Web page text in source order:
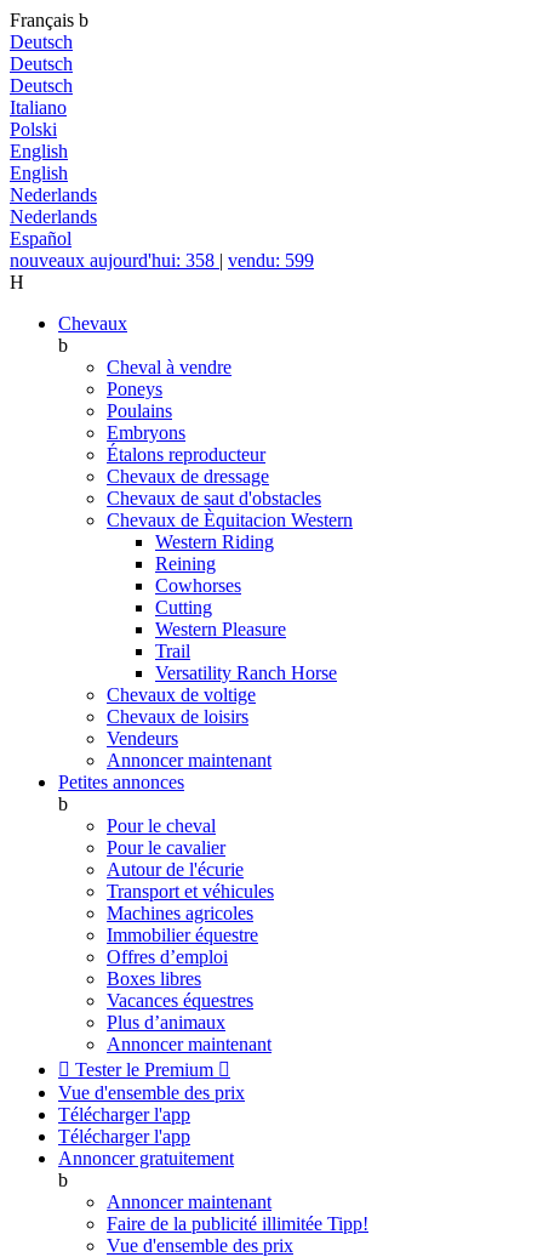
Français b
Deutsch
Deutsch
Deutsch
Italiano
Polski
English
English
Nederlands
Nederlands
Español
nouveaux aujourd'hui: 358 | vendu: 599
H
Chevaux
b
Cheval à vendre
Poneys
Poulains
Embryons
Étalons reproducteur
Chevaux de dressage
Chevaux de saut d'obstacles
Chevaux de Èquitacion Western
Western Riding
Reining
Cowhorses
Cutting
Western Pleasure
Trail
Versatility Ranch Horse
Chevaux de voltige
Chevaux de loisirs
Vendeurs
Annoncer maintenant
Petites annonces
b
Pour le cheval
Pour le cavalier
Autour de l'écurie
Transport et véhicules
Machines agricoles
Immobilier équestre
Offres d’emploi
Boxes libres
Vacances équestres
Plus d’animaux
Annoncer maintenant
 Tester le Premium 
Vue d'ensemble des prix
Télécharger l'app
Télécharger l'app
Annoncer gratuitement
b
Annoncer maintenant
Faire de la publicité illimitée Tipp!
Vue d'ensemble des prix